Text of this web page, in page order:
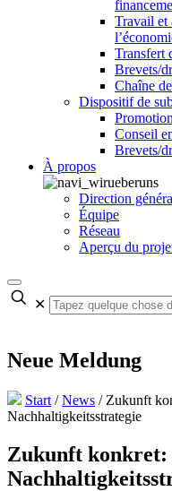
Travail et
Transfert
Brevets/
Chaîne
Dispositif de
Conseil
Brevets/
À propos
Direction
Équipe
Réseau
Aperçu du
✕
Neue Meldung
Start /News / Zukunft
Nachhaltigkeitsstrategie
Zukunft konkret: